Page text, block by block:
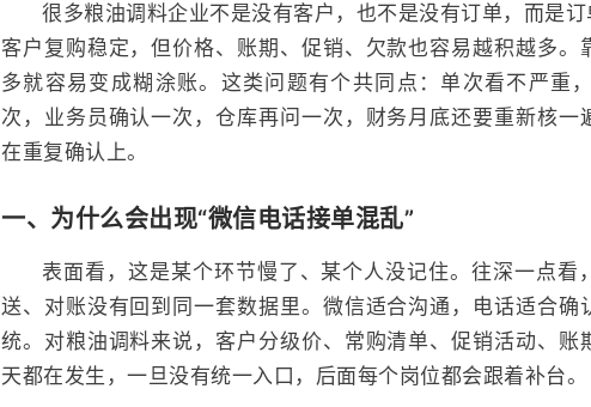
很多粮油调料企业不是没有客户，也不是没有订单，而是
客户复购稳定，但价格、账期、促销、欠款也容易越积越多。
多就容易变成糊涂账。这类问题有个共同点：单次看不严重
次，业务员确认一次，仓库再问一次，财务月底还要重新核一
在重复确认上。
一、为什么会出现“微信电话接单混乱”
表面看，这是某个环节慢了、某个人没记住。往深一点看
送、对账没有回到同一套数据里。微信适合沟通，电话适合确
统。对粮油调料来说，客户分级价、常购清单、促销活动、账
天都在发生，一旦没有统一入口，后面每个岗位都会跟着补台。